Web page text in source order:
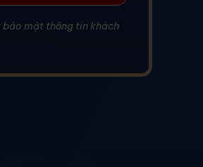
bảo mật thông tin khách